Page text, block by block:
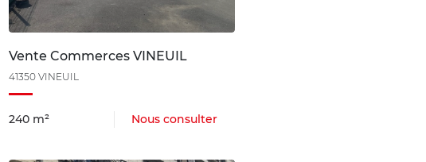
Vente Commerces VINEUIL
41350 VINEUIL
240 m² Nous consulter